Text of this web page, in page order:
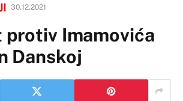
30.12.2021
protiv Imamovića
Danskoj